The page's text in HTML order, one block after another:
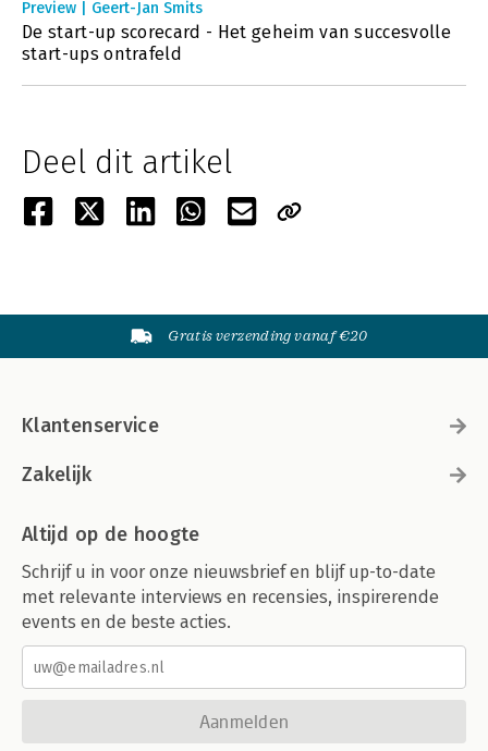
Preview | Geert-Jan Smits
De start-up scorecard - Het geheim van succesvolle
start-ups ontrafeld
Deel dit artikel
Gratis verzending vanaf €20
Klantenservice
Zakelijk
Altijd op de hoogte
Schrijf u in voor onze nieuwsbrief en blijf up-to-date
met relevante interviews en recensies, inspirerende
events en de beste acties.
Aanmelden